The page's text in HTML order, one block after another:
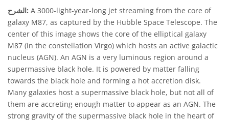
الشرح: A 3000-light-year-long jet streaming from the core of
galaxy M87, as captured by the Hubble Space Telescope. The
center of this image shows the core of the elliptical galaxy
M87 (in the constellation Virgo) which hosts an active galactic
nucleus (AGN). An AGN is a very luminous region around a
supermassive black hole. It is powered by matter falling
towards the black hole and forming a hot accretion disk.
Many galaxies host a supermassive black hole, but not all of
them are accreting enough matter to appear as an AGN. The
strong gravity of the supermassive black hole in the heart of